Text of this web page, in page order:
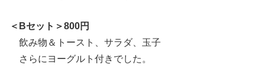
＜Bセット＞800円
飲み物＆トースト、サラダ、玉子
さらにヨーグルト付きでした。